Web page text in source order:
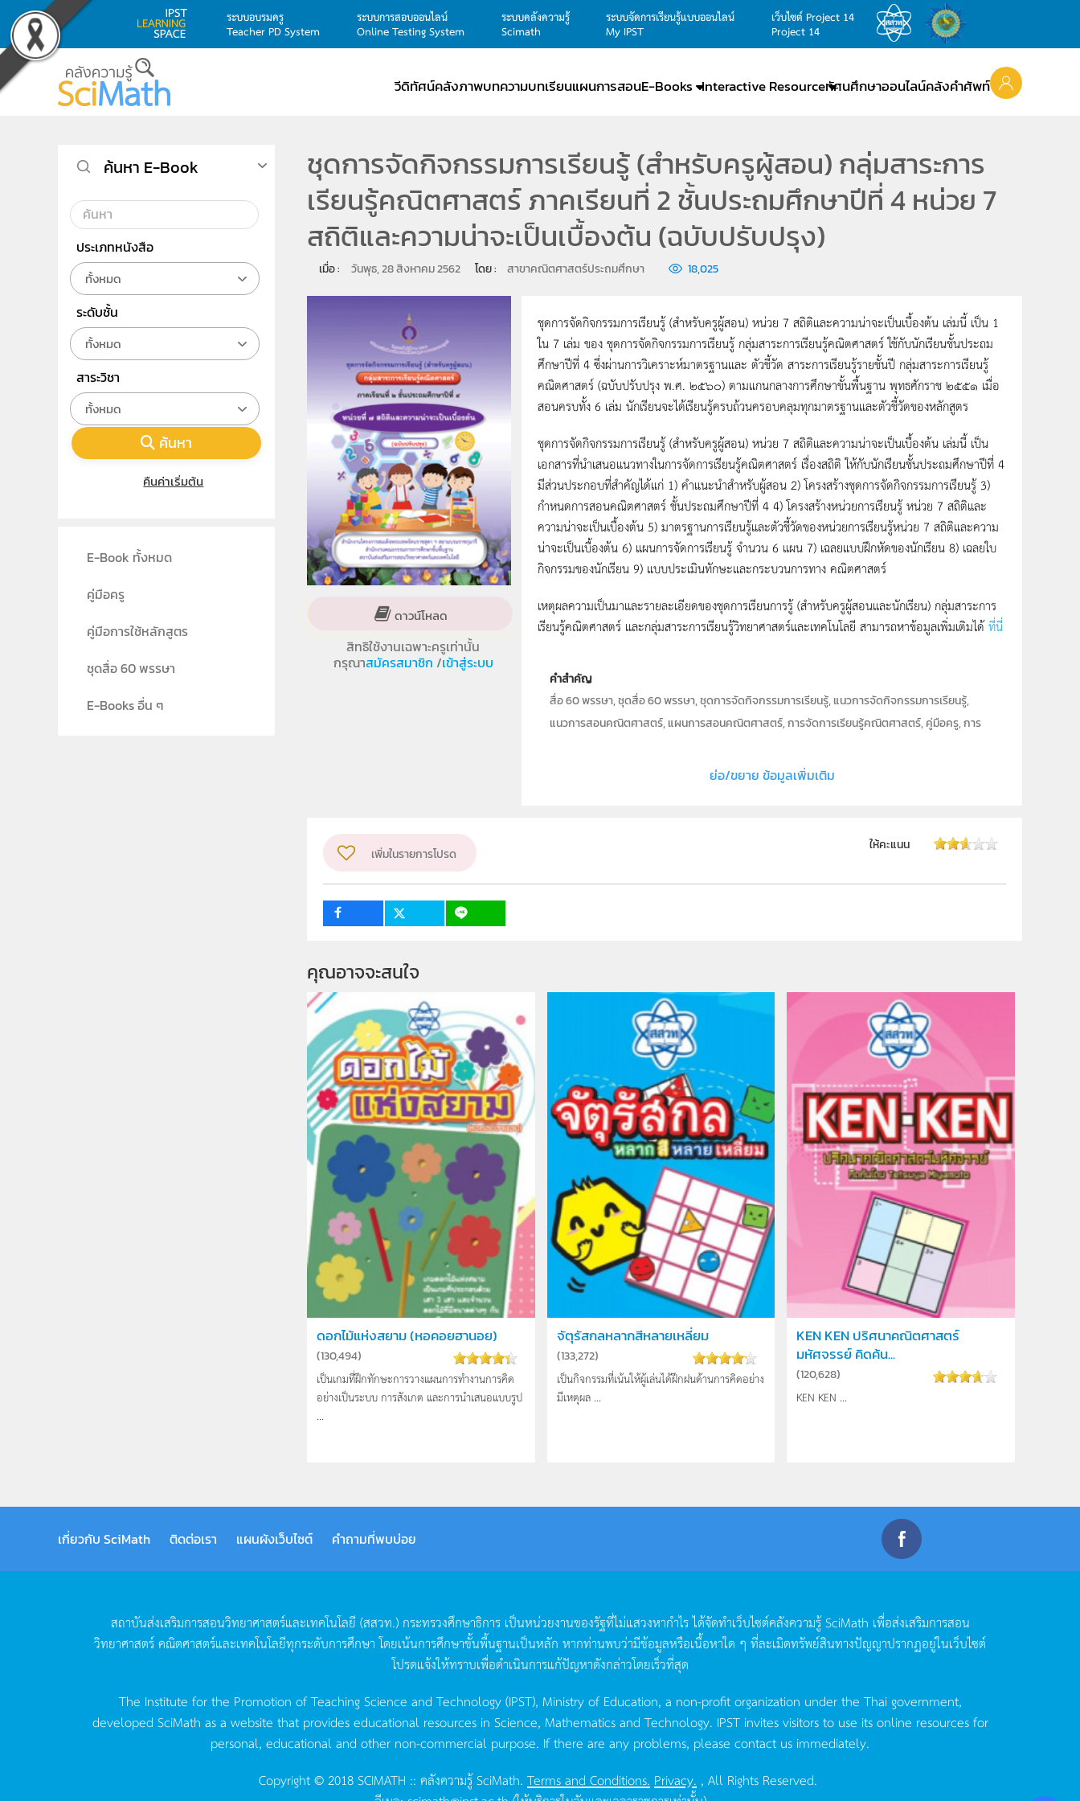
Skip to main content
ระบบอบรมครู
Teacher PD System
ระบบการสอบออนไลน์
Online Testing System
ระบบคลังความรู้
Scimath
ระบบจัดการเรียนรู้แบบออนไลน์
My IPST
เว็บไซต์ Project 14
Project 14
วีดิทัศน์คลังภาพบทความบทเรียนแผนการสอนE-Books Interactive Resourceทัศนศึกษาออนไลน์คลังคำศัพท์
ชุดการจัดกิจกรรมการเรียนรู้ (สำหรับครูผู้สอน) กลุ่มสาระการ
เรียนรู้คณิตศาสตร์ ภาคเรียนที่ 2 ชั้นประถมศึกษาปีที่ 4 หน่วย 7
สถิติและความน่าจะเป็นเบื้องต้น (ฉบับปรับปรุง)
เมื่อ : วันพุธ, 28 สิงหาคม 2562 โดย : สาขาคณิตศาสตร์ประถมศึกษา 18,025
ดาวน์โหลด
สิทธิใช้งานเฉพาะครูเท่านั้น
กรุณาสมัครสมาชิก /เข้าสู่ระบบ
ชุดการจัดกิจกรรมการเรียนรู้ (สำหรับครูผู้สอน) หน่วย 7 สถิติและความน่าจะเป็นเบื้องต้น เล่มนี้ เป็น 1
ใน 7 เล่ม ของ ชุดการจัดกิจกรรมการเรียนรู้ กลุ่มสาระการเรียนรู้คณิตศาสตร์ ใช้กับนักเรียนชั้นประถม
ศึกษาปีที่ 4 ซึ่งผ่านการวิเคราะห์มาตรฐานและ ตัวชี้วัด สาระการเรียนรู้รายชั้นปี กลุ่มสาระการเรียนรู้
คณิตศาสตร์ (ฉบับปรับปรุง พ.ศ. ๒๕๖๐) ตามแกนกลางการศึกษาขั้นพื้นฐาน พุทธศักราช ๒๕๕๑ เมื่อ
สอนครบทั้ง 6 เล่ม นักเรียนจะได้เรียนรู้ครบถ้วนครอบคลุมทุกมาตรฐานและตัวชี้วัดของหลักสูตร
ชุดการจัดกิจกรรมการเรียนรู้ (สำหรับครูผู้สอน) หน่วย 7 สถิติและความน่าจะเป็นเบื้องต้น เล่มนี้ เป็น
เอกสารที่นำเสนอแนวทางในการจัดการเรียนรู้คณิตศาสตร์ เรื่องสถิติ ให้กับนักเรียนชั้นประถมศึกษาปีที่ 4
มีส่วนประกอบที่สำคัญได้แก่ 1) คำแนะนำสำหรับผู้สอน 2) โครงสร้างชุดการจัดกิจกรรมการเรียนรู้ 3)
กำหนดการสอนคณิตศาสตร์ ชั้นประถมศึกษาปีที่ 4 4) โครงสร้างหน่วยการเรียนรู้ หน่วย 7 สถิติและ
ความน่าจะเป็นเบื้องต้น 5) มาตรฐานการเรียนรู้และตัวชี้วัดของหน่วยการเรียนรู้หน่วย 7 สถิติและความ
น่าจะเป็นเบื้องต้น 6) แผนการจัดการเรียนรู้ จำนวน 6 แผน 7) เฉลยแบบฝึกหัดของนักเรียน 8) เฉลยใบ
กิจกรรมของนักเรียน 9) แบบประเมินทักษะและกระบวนการทาง คณิตศาสตร์
เหตุผลความเป็นมาและรายละเอียดของชุดการเรียนการรู้ (สำหรับครูผู้สอนและนักเรียน) กลุ่มสาระการ
เรียนรู้คณิตศาสตร์ และกลุ่มสาระการเรียนรู้วิทยาศาสตร์และเทคโนโลยี สามารถหาข้อมูลเพิ่มเติมได้ที่นี่
คำสำคัญ
สื่อ 60 พรรษา, ชุดสื่อ 60 พรรษา, ชุดการจัดกิจกรรมการเรียนรู้, แนวการจัดกิจกรรมการเรียนรู้,
แนวการสอนคณิตศาสตร์, แผนการสอนคณิตศาสตร์, การจัดการเรียนรู้คณิตศาสตร์, คู่มือครู, การ
สำนักงานโครงการสมเด็จพระเทพรัตนราชสุดา ฯ สยามบรมราชกุมารี, สำนักงานคณะกรรมการการ
กลุ่มเป้าหมาย
ครู
ย่อ/ขยาย ข้อมูลเพิ่มเติม
เพิ่มในรายการโปรด
ให้คะแนน
คุณอาจจะสนใจ
ดอกไม้แห่งสยาม (หอคอยฮานอย)
(130,494)
เป็นเกมที่ฝึกทักษะการวางแผนการทำงานการคิด
อย่างเป็นระบบ การสังเกต และการนำเสนอแบบรูป
...
จัตุรัสกลหลากสีหลายเหลี่ยม
(133,272)
เป็นกิจกรรมที่เน้นให้ผู้เล่นได้ฝึกฝนด้านการคิดอย่าง
มีเหตุผล ...
KEN KEN ปริศนาคณิตศาสตร์
มหัศจรรย์ คิดค้น...
(120,628)
KEN KEN ...
ค้นหา E-Book
ประเภทหนังสือ
ทั้งหมด
ระดับชั้น
ทั้งหมด
สาระวิชา
ทั้งหมด
ค้นหา
คืนค่าเริ่มต้น
E-Book ทั้งหมด
คู่มือครู
คู่มือการใช้หลักสูตร
ชุดสื่อ 60 พรรษา
E-Books อื่น ๆ
เกี่ยวกับ SciMath ติดต่อเรา แผนผังเว็บไซต์ คำถามที่พบบ่อย
สถาบันส่งเสริมการสอนวิทยาศาสตร์และเทคโนโลยี (สสวท.) กระทรวงศึกษาธิการ เป็นหน่วยงานของรัฐที่ไม่แสวงหากำไรได้จัดทำเว็บไซต์คลังความรู้SciMath เพื่อส่งเสริมการสอน
วิทยาศาสตร์คณิตศาสตร์และเทคโนโลยีทุกระดับการศึกษา โดยเน้นการศึกษาขั้นพื้นฐานเป็นหลัก หากท่านพบว่ามีข้อมูลหรือเนื้อหาใด ๆ ที่ละเมิดทรัพย์สินทางปัญญาปรากฏอยู่ในเว็บไซต์
โปรดแจ้งให้ทราบเพื่อดำเนินการแก้ปัญหาดังกล่าวโดยเร็วที่สุด
The Institute for the Promotion of Teaching Science and Technology (IPST), Ministry of Education, a non-profit organization under the Thai government,
developed SciMath as a website that provides educational resources in Science, Mathematics and Technology. IPST invites visitors to use its online resources for
personal, educational and other non-commercial purpose. If there are any problems, please contact us immediately.
Copyright © 2018 SCIMATH :: คลังความรู้ SciMath.Terms and Conditions. Privacy. , All Rights Reserved.